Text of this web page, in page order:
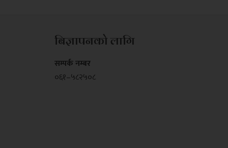
बिज्ञापनको लागि
सम्पर्क नम्बर
०६१–५८२५०८